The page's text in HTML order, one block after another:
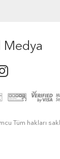
Medya
Tüm hakları